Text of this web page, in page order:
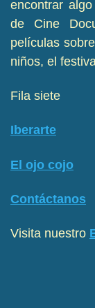
encontrar
de Cine
películas
niños, el
Fila siete
Iberarte
El ojo cojo
Contáctanos
Visita nuestro